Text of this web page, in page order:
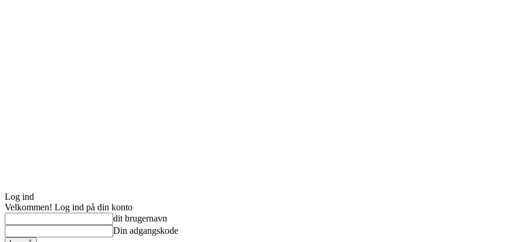
Log ind
Velkommen! Log ind på din konto
dit brugernavn
Din adgangskode